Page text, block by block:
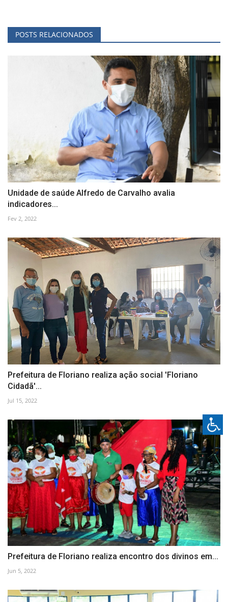
POSTS RELACIONADOS
Unidade de saúde Alfredo de Carvalho avalia
indicadores...
Fev 2, 2022
Prefeitura de Floriano realiza ação social 'Floriano
Cidadã'...
Jul 15, 2022
Prefeitura de Floriano realiza encontro dos divinos em...
Jun 5, 2022